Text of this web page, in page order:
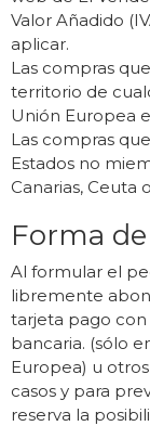
Valor Añadido
aplicar.
Las compras
territorio de
Unión Europea
Las compras
Estados no
Canarias, Ceuta
Forma
Al formular el
libremente
tarjeta pago con
bancaria. (sólo
Europea) u
casos y para
reserva la